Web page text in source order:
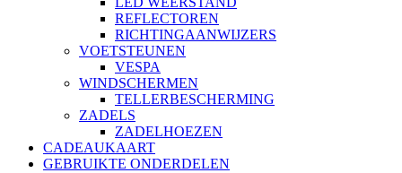
REFLECTOREN
RICHTINGAANWIJZERS
VOETSTEUNEN
VESPA
WINDSCHERMEN
TELLERBESCHERMING
ZADELS
ZADELHOEZEN
CADEAUKAART
GEBRUIKTE ONDERDELEN